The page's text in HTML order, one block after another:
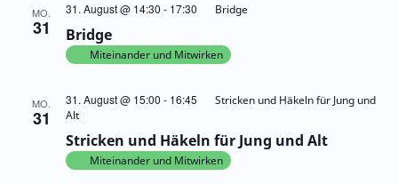
MO.
31 Bridge
31. August @ 14:30 - 17:30 Bridge
Miteinander und Mitwirken
MO.
31
Stricken und Häkeln für Jung und Alt
31. August @ 15:00 - 16:45
Stricken und Häkeln für Jung und
Alt
Miteinander und Mitwirken